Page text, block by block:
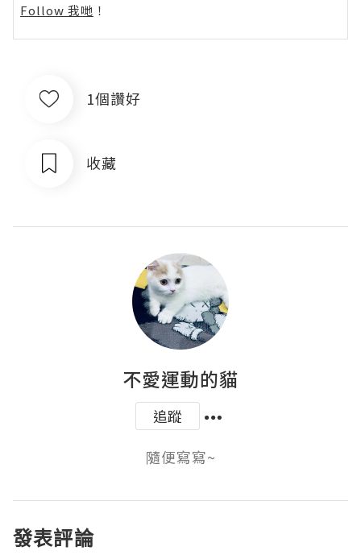
Follow 我哋 ！
1個讚好
收藏
不愛運動的貓
追蹤
隨便寫寫~
發表評論